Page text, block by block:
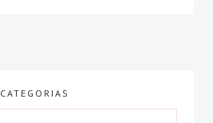
CATEGORIAS